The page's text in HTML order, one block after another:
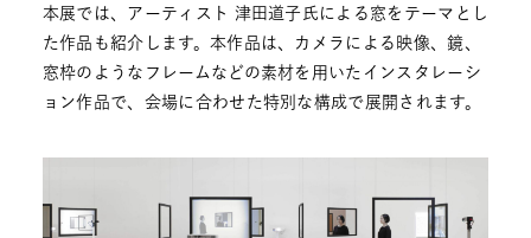
本展では、アーティスト 津田道子氏による窓をテーマとし
た作品も紹介します。本作品は、カメラによる映像、鏡、
窓枠のようなフレームなどの素材を用いたインスタレーシ
ョン作品で、会場に合わせた特別な構成で展開されます。